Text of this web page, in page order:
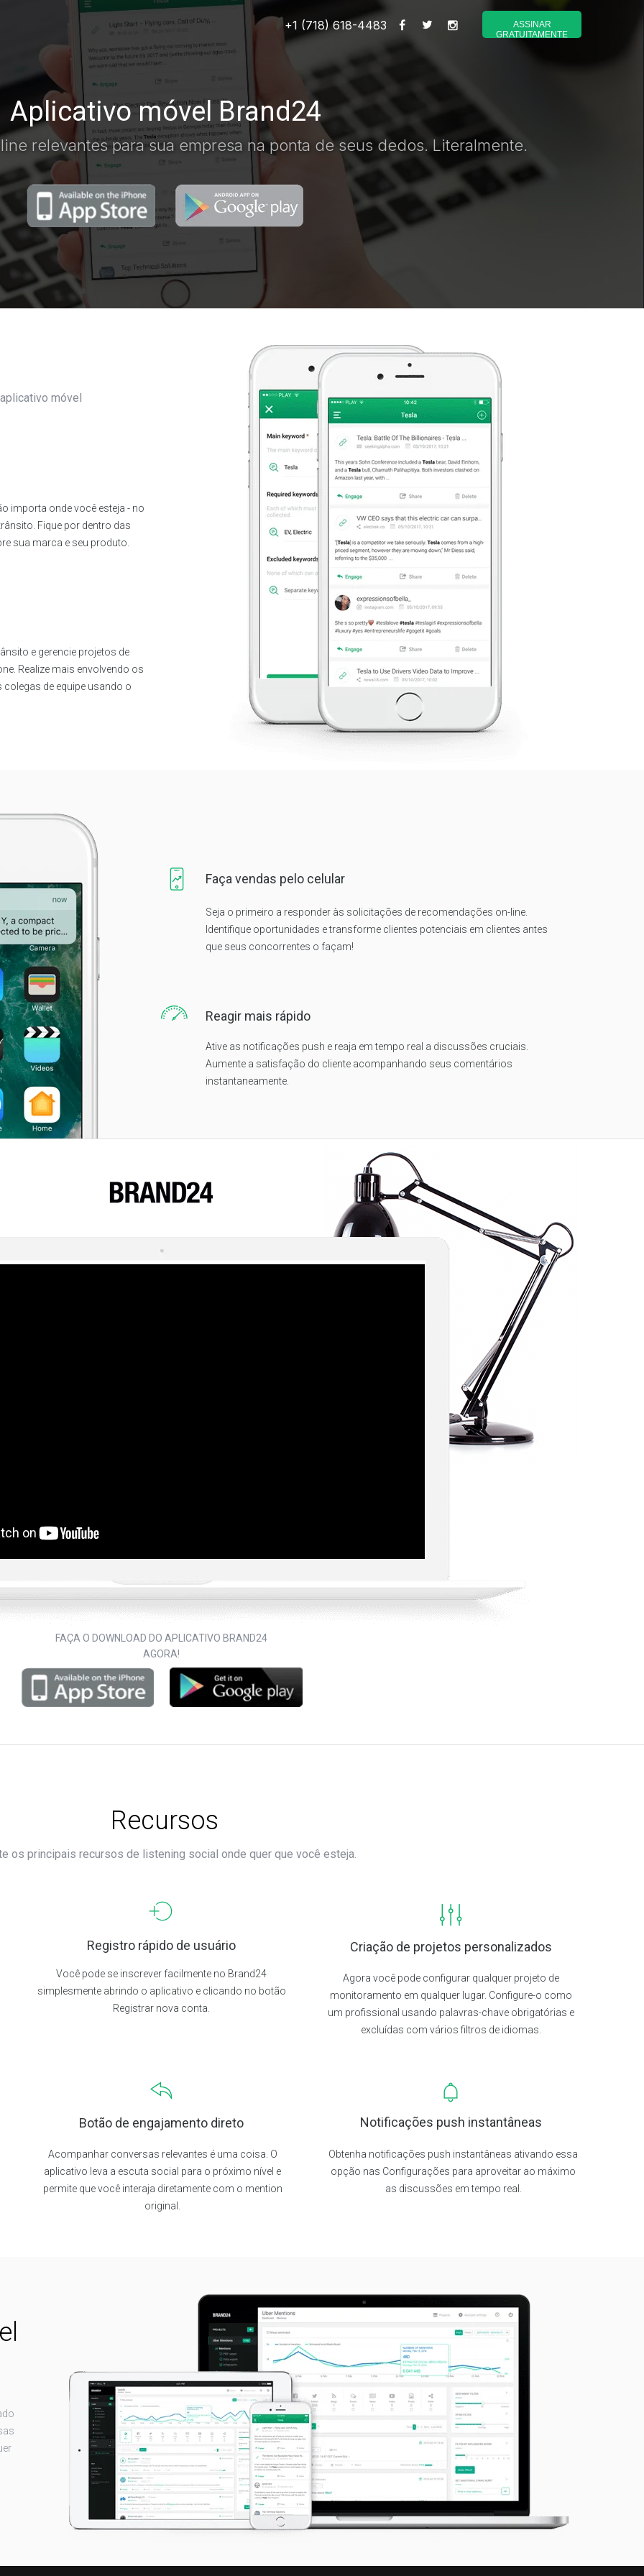
Seja o primeiro a responder às solicitações de recomendações on-line.
Identifique oportunidades e transforme clientes potenciais em clientes antes
que seus concorrentes o façam!
importa onde você esteja - no
Fique por dentro das
sua marca e seu produto.
Ative as notificações push e reaja em tempo real a discussões cruciais.
Aumente a satisfação do cliente acompanhando seus comentários
instantaneamente.
e gerencie projetos de
Realize mais envolvendo os
de equipe usando o
relevantes para sua empresa na ponta de seus dedos. Literalmente.
Registro rápido de usuário
Você pode se inscrever facilmente no Brand24
simplesmente abrindo o aplicativo e clicando no botão
Registrar nova conta.
Criação de projetos personalizados
Agora você pode configurar qualquer projeto de
monitoramento em qualquer lugar. Configure-o como
um profissional usando palavras-chave obrigatórias e
excluídas com vários filtros de idiomas.
Notificações push instantâneas
Obtenha notificações push instantâneas ativando essa
opção nas Configurações para aproveitar ao máximo
as discussões em tempo real.
Botão de engajamento direto
Acompanhar conversas relevantes é uma coisa. O
aplicativo leva a escuta social para o próximo nível e
permite que você interaja diretamente com o mention
original.
Faça vendas pelo celular
Reagir mais rápido
FAÇA O DOWNLOAD DO APLICATIVO BRAND24
AGORA!
Recursos
os principais recursos de listening social onde quer que você esteja.
móvel
Aplicativo móvel Brand24
+1 (718) 618-4483
ASSINAR
GRATUITAMENTE